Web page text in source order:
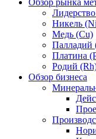
Никель
Медь (Cu)
Палладий
Платина
Родий
Обзор бизнеса